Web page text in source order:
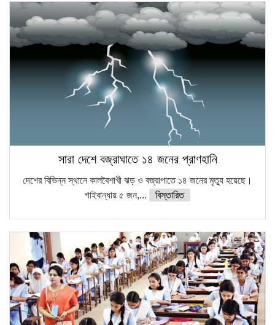
সারা দেশে বজ্রাঘাতে ১৪ জনের প্রাণহানি
দেশের বিভিন্ন স্থানে কালবৈশাখী ঝড় ও বজ্রাপাতে ১৪ জনের মৃত্যু হয়েছে।
গাইবান্ধায় ৫ জন,...
বিস্তারিত